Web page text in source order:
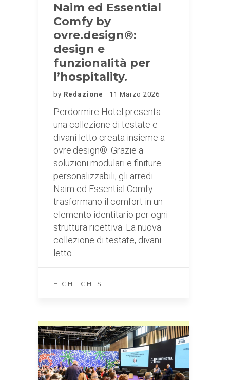
Naim ed Essential
Comfy by
ovre.design®:
design e
funzionalità per
l’hospitality.
by Redazione 11 Marzo 2026
Perdormire Hotel presenta
una collezione di testate e
divani letto creata insieme a
ovre.design®. Grazie a
soluzioni modulari e finiture
personalizzabili, gli arredi
Naim ed Essential Comfy
trasformano il comfort in un
elemento identitario per ogni
struttura ricettiva. La nuova
collezione di testate, divani
letto…
HIGHLIGHTS